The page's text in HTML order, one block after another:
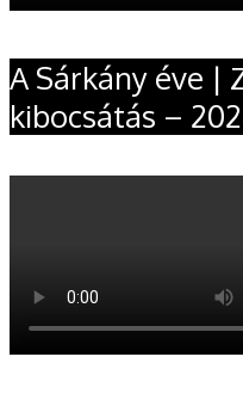
A Sárkány éve |
kibocsátás –